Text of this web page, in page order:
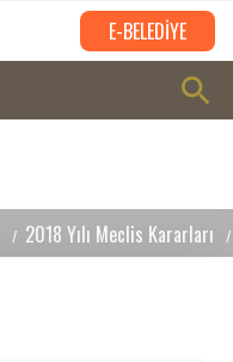
E-BELEDİYE
2018 Yılı Meclis Kararları